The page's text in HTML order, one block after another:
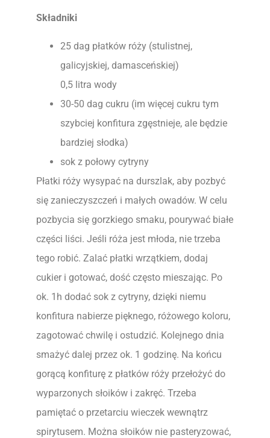
Składniki
25 dag płatków róży (stulistnej,
galicyjskiej, damasceńskiej)
0,5 litra wody
30-50 dag cukru (im więcej cukru tym
szybciej konfitura zgęstnieje, ale będzie
bardziej słodka)
sok z połowy cytryny
Płatki róży wysypać na durszlak, aby pozbyć
się zanieczyszczeń i małych owadów. W celu
pozbycia się gorzkiego smaku, pourywać białe
części liści. Jeśli róża jest młoda, nie trzeba
tego robić. Zalać płatki wrzątkiem, dodaj
cukier i gotować, dość często mieszając. Po
ok. 1h dodać sok z cytryny, dzięki niemu
konfitura nabierze pięknego, różowego koloru,
zagotować chwilę i ostudzić. Kolejnego dnia
smażyć dalej przez ok. 1 godzinę. Na końcu
gorącą konfiturę z płatków róży przełożyć do
wyparzonych słoików i zakręć. Trzeba
pamiętać o przetarciu wieczek wewnątrz
spirytusem. Można słoików nie pasteryzować,